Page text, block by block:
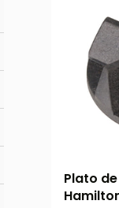
Plato